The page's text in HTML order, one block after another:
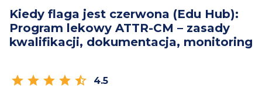
Kiedy flaga jest czerwona (Edu Hub):
Program lekowy ATTR-CM – zasady
kwalifikacji, dokumentacja, monitoring
star star star star star_half 4.5